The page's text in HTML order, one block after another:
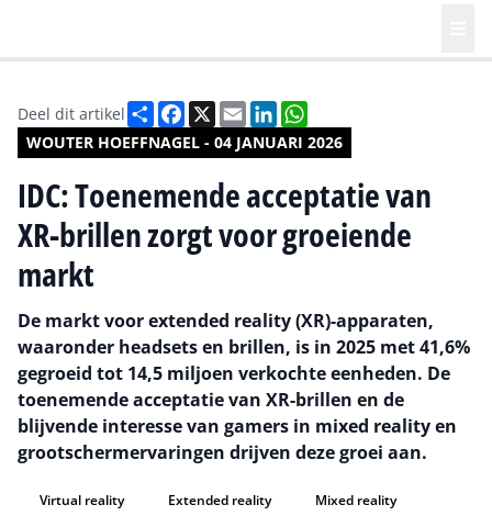
WOUTER HOEFFNAGEL - 04 JANUARI 2026
Deel dit artikel DeelFacebook
X EmailLinkedIn
IDC: Toenemende acceptatie van
XR-brillen zorgt voor groeiende
markt
De markt voor extended reality (XR)-apparaten,
waaronder headsets en brillen, is in 2025 met 41,6%
gegroeid tot 14,5 miljoen verkochte eenheden. De
toenemende acceptatie van XR-brillen en de
blijvende interesse van gamers in mixed reality en
grootschermervaringen drijven deze groei aan.
Virtual reality Extended reality Mixed reality